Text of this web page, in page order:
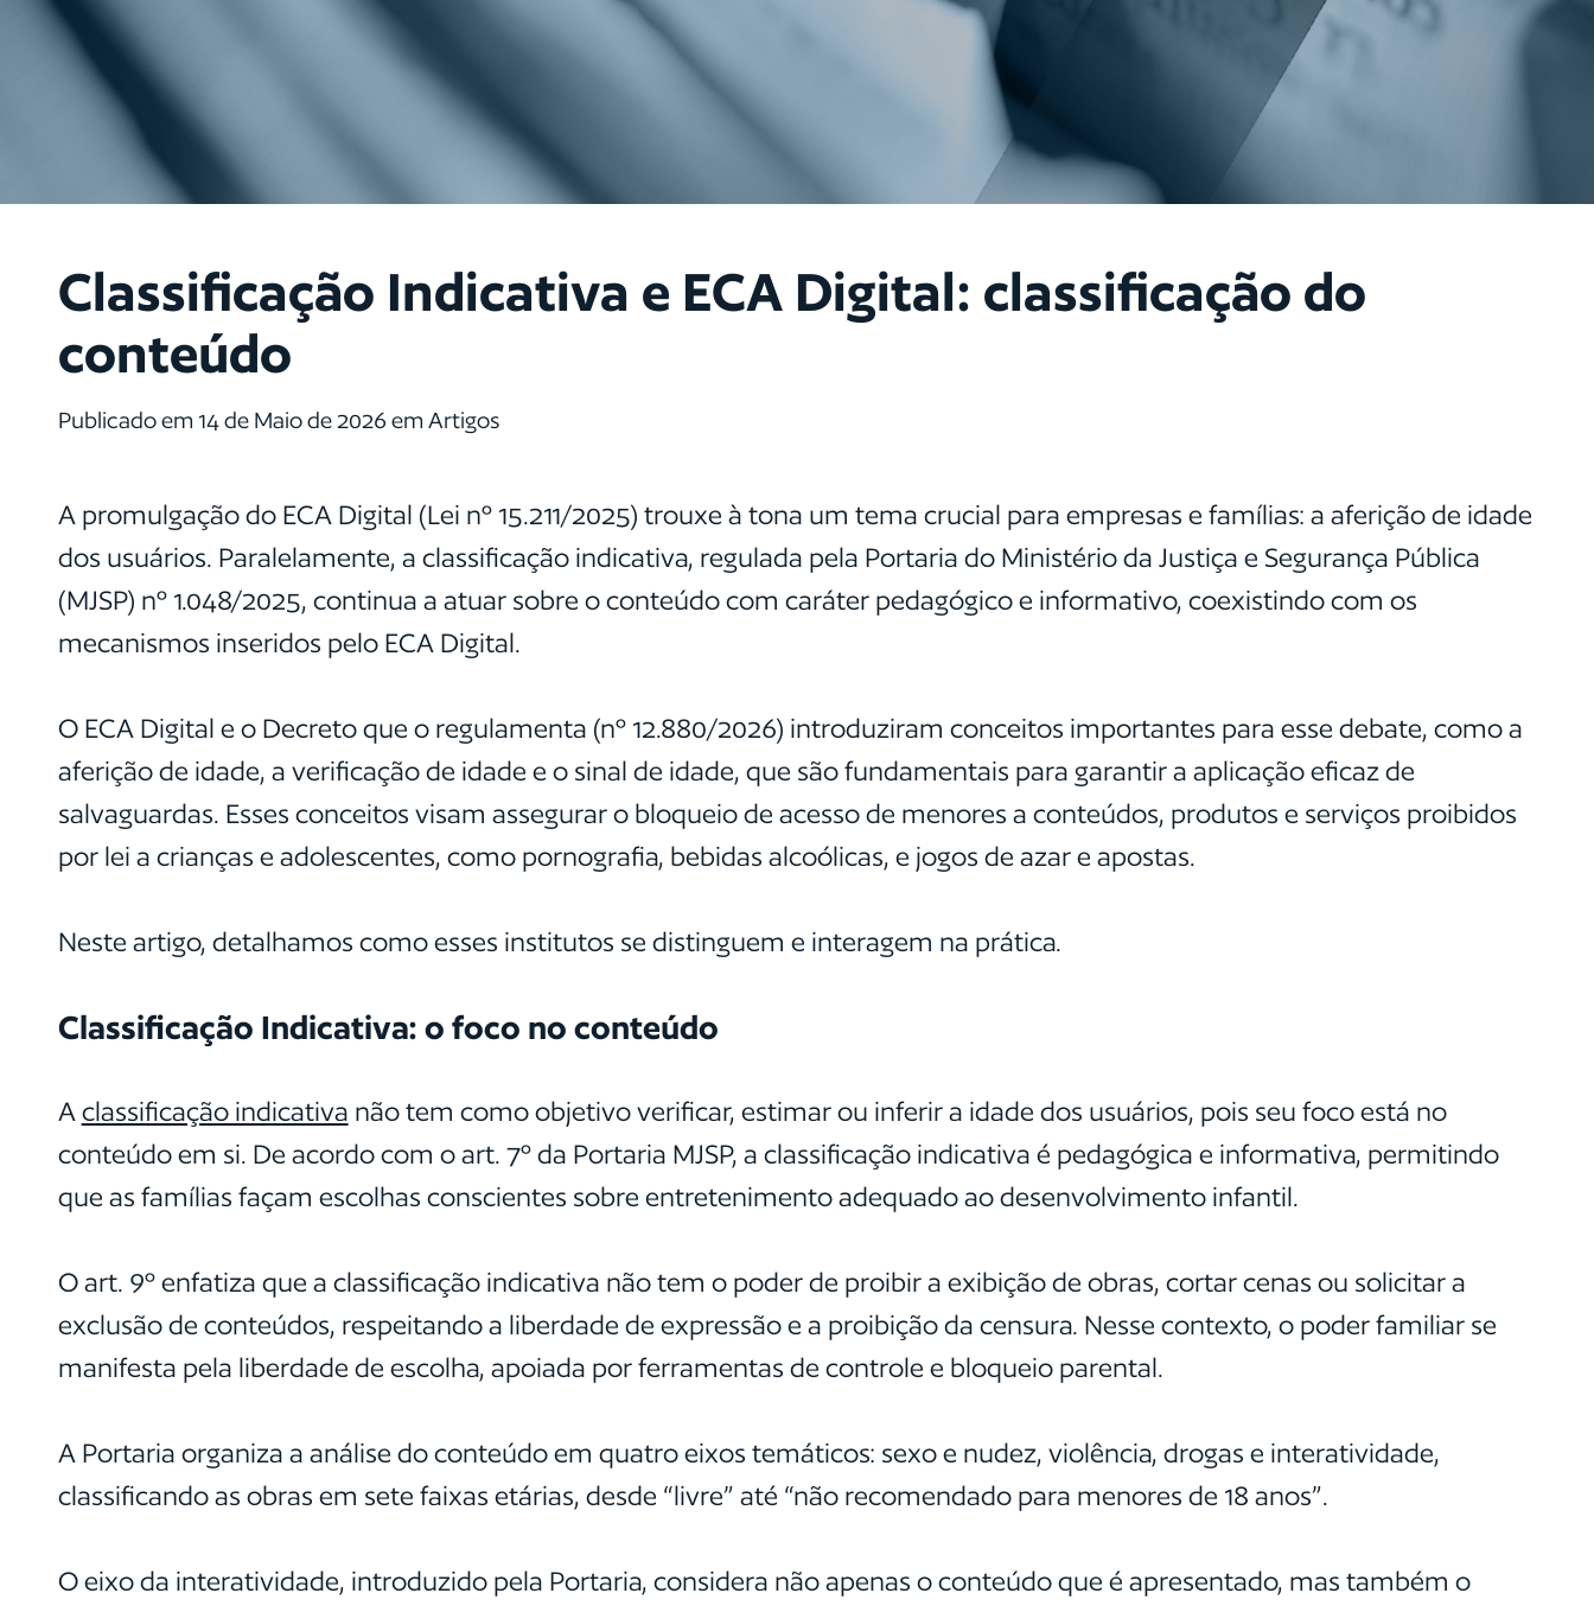
Classificação Indicativa e ECA Digital: classificação do
conteúdo
Publicado em 14 de Maio de 2026 em Artigos
A promulgação do ECA Digital (Lei nº 15.211/2025) trouxe à tona um tema crucial para empresas e famílias: a aferição de idade
dos usuários. Paralelamente, a classificação indicativa, regulada pela Portaria do Ministério da Justiça e Segurança Pública
(MJSP) nº 1.048/2025, continua a atuar sobre o conteúdo com caráter pedagógico e informativo, coexistindo com os
mecanismos inseridos pelo ECA Digital.
O ECA Digital e o Decreto que o regulamenta (nº 12.880/2026) introduziram conceitos importantes para esse debate, como a
aferição de idade, a verificação de idade e o sinal de idade, que são fundamentais para garantir a aplicação eficaz de
salvaguardas. Esses conceitos visam assegurar o bloqueio de acesso de menores a conteúdos, produtos e serviços proibidos
por lei a crianças e adolescentes, como pornografia, bebidas alcoólicas, e jogos de azar e apostas.
Neste artigo, detalhamos como esses institutos se distinguem e interagem na prática.
Classificação Indicativa: o foco no conteúdo
A classificação indicativa não tem como objetivo verificar, estimar ou inferir a idade dos usuários, pois seu foco está no
conteúdo em si. De acordo com o art. 7º da Portaria MJSP, a classificação indicativa é pedagógica e informativa, permitindo
que as famílias façam escolhas conscientes sobre entretenimento adequado ao desenvolvimento infantil.
O art. 9º enfatiza que a classificação indicativa não tem o poder de proibir a exibição de obras, cortar cenas ou solicitar a
exclusão de conteúdos, respeitando a liberdade de expressão e a proibição da censura. Nesse contexto, o poder familiar se
manifesta pela liberdade de escolha, apoiada por ferramentas de controle e bloqueio parental.
A Portaria organiza a análise do conteúdo em quatro eixos temáticos: sexo e nudez, violência, drogas e interatividade,
classificando as obras em sete faixas etárias, desde “livre” até “não recomendado para menores de 18 anos”.
O eixo da interatividade, introduzido pela Portaria, considera não apenas o conteúdo que é apresentado, mas também o